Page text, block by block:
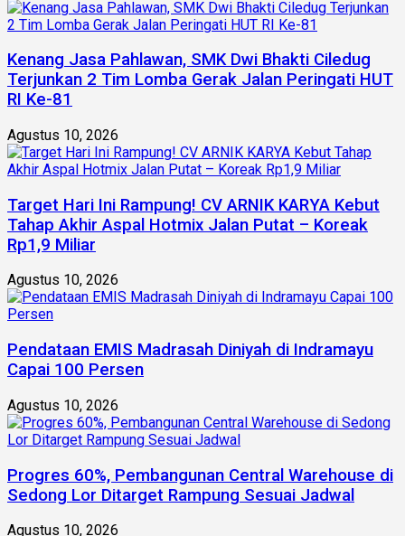
Kenang Jasa Pahlawan, SMK Dwi Bhakti Ciledug
Terjunkan 2 Tim Lomba Gerak Jalan Peringati HUT
RI Ke-81
Agustus 10, 2026
Target Hari Ini Rampung! CV ARNIK KARYA Kebut
Tahap Akhir Aspal Hotmix Jalan Putat – Koreak
Rp1,9 Miliar
Agustus 10, 2026
Pendataan EMIS Madrasah Diniyah di Indramayu
Capai 100 Persen
Agustus 10, 2026
Progres 60%, Pembangunan Central Warehouse di
Sedong Lor Ditarget Rampung Sesuai Jadwal
Agustus 10, 2026